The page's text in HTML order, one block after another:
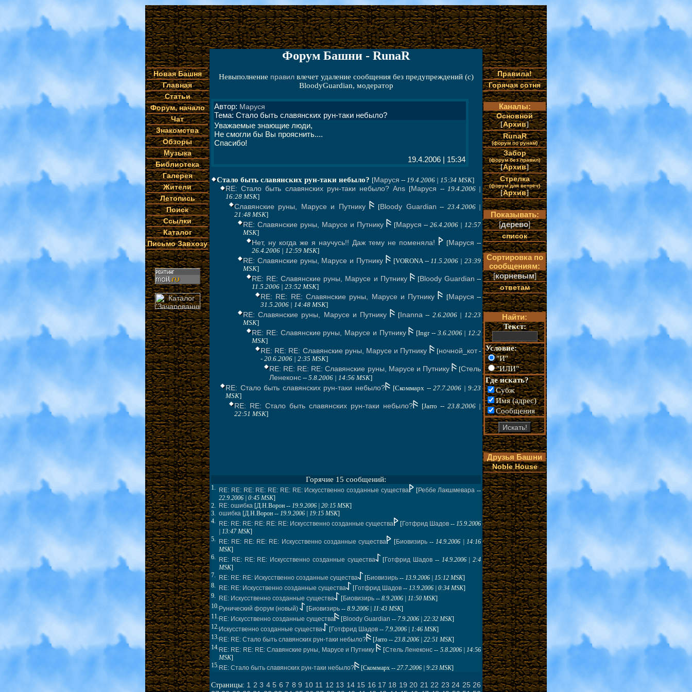
Новая Башня
Главная
Статьи
Форум, начало
Чат
Знакомства
Обзоры
Музыка
Библиотека
Галерея
Жители
Летопись
Поиск
Ссылки
Каталог
Письмо Завхозу
Форум Башни - RunaR
Невыполнение правилвлечет удаление сообщения без предупреждений (c)
BloodyGuardian, модератор
Автор: Маруся
Тема: Стало быть славянских рун-таки небыло?
Уважаемые знающие люди,
Не смогли бы Вы прояснить....
Спасибо!
19.4.2006 | 15:34
Стало быть славянских рун-таки небыло? [Маруся -- 19.4.2006 | 15:34 MSK]
RE: Стало быть славянских рун-таки небыло? Ans [Маруся -- 19.4.2006 |
16:28 MSK]
Славянские руны, Марусе и Путнику [Bloody Guardian -- 23.4.2006 |
21:48 MSK]
RE: Славянские руны, Марусе и Путнику [Маруся -- 26.4.2006 | 12:57
MSK]
Нет, ну когда же я научусь!! Даж тему не поменяла! [Маруся --
26.4.2006 | 12:59 MSK]
RE: Славянские руны, Марусе и Путнику [VORONA --11.5.2006 | 23:39
MSK]
RE: RE: Славянские руны, Марусе и Путнику [Bloody Guardian --
11.5.2006 | 23:52 MSK]
RE: RE: RE: Славянские руны, Марусе и Путнику [Маруся --
31.5.2006 | 14:48 MSK]
RE: Славянские руны, Марусе и Путнику [Inanna -- 2.6.2006 | 12:23
MSK]
RE: RE: Славянские руны, Марусе и Путнику [Ingr -- 3.6.2006 | 12:2
MSK]
RE: RE: RE: Славянские руны, Марусе и Путнику [ночной_кот-
- 20.6.2006 | 2:35 MSK]
RE: RE: RE: RE: Славянские руны, Марусе и Путнику [Стель
Ленеконс -- 5.8.2006 | 14:56 MSK]
RE: Стало быть славянских рун-таки небыло? [Скоммарх -- 27.7.2006 | 9:23
MSK]
RE: RE: Стало быть славянских рун-таки небыло? [Jarro -- 23.8.2006 |
22:51 MSK]
Правила!
Горячая сотня
Каналы:
Основной
[Архив]
RunaR
(форум по рунам)
Забор
(форум без правил)
[Архив]
Стрелка
(форум для встреч)
[Архив]
Показывать:
[дерево]
список
Сортировка по
сообщениям:
[корневым]
ответам
Найти:
Текст:
Условие:
"И"
"ИЛИ"
Где искать?
Субж
Имя (адрес)
Сообщения
Друзья Башни
Noble House
Горячие 15 сообщений:
1. RE: RE: RE: RE: RE: RE: RE: Искусственно созданные существа [Реббе Лакшмевара --
22.9.2006 | 0:45 MSK]
2.
RE: ошибка [Д.Н.Ворон -- 19.9.2006 | 20:15 MSK]
3. ошибка [Д.Н.Ворон -- 19.9.2006 | 19:15 MSK]
4.
RE: RE: RE: RE: RE: RE: Искусственно созданные существа [Готфрид Шадов -- 15.9.2006
| 13:47 MSK]
5.
RE: RE: RE: RE: RE: Искусственно созданные существа [Биовизирь--14.9.2006 | 14:16
MSK]
6.
RE: RE: RE: RE: Искусственно созданные существа [Готфрид Шадов -- 14.9.2006 | 2:4
MSK]
7.
RE: RE: RE: Искусственно созданные существа [Биовизирь -- 13.9.2006 | 15:12 MSK]
8.
RE: RE: Искусственно созданные существа [Готфрид Шадов -- 13.9.2006 | 0:34 MSK]
9.
RE: Искусственно созданные существа [Биовизирь -- 8.9.2006 | 11:50 MSK]
10. Рунический форум (новый) [Биовизирь -- 8.9.2006 | 11:43 MSK]
11. RE: Искусственно созданные существа [Bloody Guardian -- 7.9.2006 | 22:32 MSK]
12. Искусственно созданные существа [Готфрид Шадов -- 7.9.2006 | 1:46 MSK]
13. RE: RE: Стало быть славянских рун-таки небыло? [Jarro -- 23.8.2006 | 22:51 MSK]
14. RE: RE: RE: RE: Славянские руны, Марусе и Путнику [Стель Ленеконс-- 5.8.2006 | 14:56
MSK]
15. RE: Стало быть славянских рун-таки небыло? [Скоммарх -- 27.7.2006 | 9:23 MSK]
Страницы: 1 2 3 4 5 6 7 8 9 10 11 12 13 14 15 16 17 18 19 20 21 22 23 24 25 26